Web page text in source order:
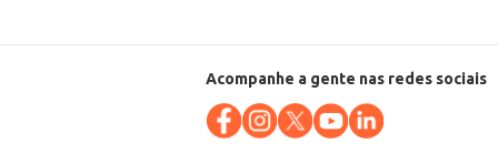
Acompanhe a gente nas redes sociais